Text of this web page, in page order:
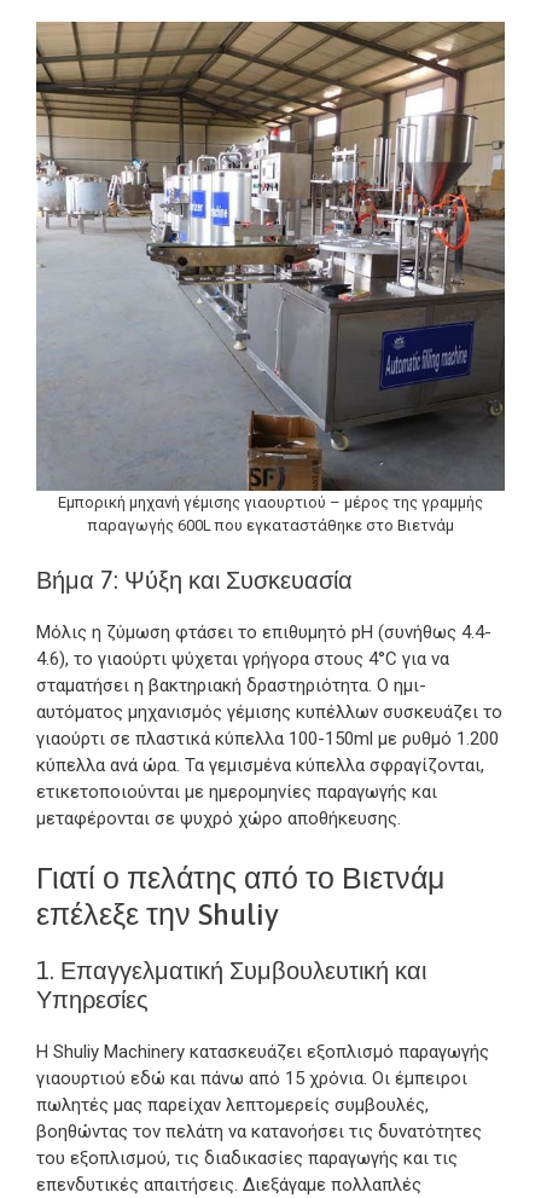
Εμπορική μηχανή γέμισης γιαουρτιού – μέρος της γραμμής
παραγωγής 600L που εγκαταστάθηκε στο Βιετνάμ
Βήμα 7: Ψύξη και Συσκευασία
Μόλις η ζύμωση φτάσει το επιθυμητό pH (συνήθως 4.4-
4.6), το γιαούρτι ψύχεται γρήγορα στους 4°C για να
σταματήσει η βακτηριακή δραστηριότητα. Ο ημι-
αυτόματος μηχανισμός γέμισης κυπέλλων συσκευάζει το
γιαούρτι σε πλαστικά κύπελλα 100-150ml με ρυθμό 1.200
κύπελλα ανά ώρα. Τα γεμισμένα κύπελλα σφραγίζονται,
ετικετοποιούνται με ημερομηνίες παραγωγής και
μεταφέρονται σε ψυχρό χώρο αποθήκευσης.
Γιατί ο πελάτης από το Βιετνάμ
επέλεξε την Shuliy
1. Επαγγελματική Συμβουλευτική και
Υπηρεσίες
Η Shuliy Machinery κατασκευάζει εξοπλισμό παραγωγής
γιαουρτιού εδώ και πάνω από 15 χρόνια. Οι έμπειροι
πωλητές μας παρείχαν λεπτομερείς συμβουλές,
βοηθώντας τον πελάτη να κατανοήσει τις δυνατότητες
του εξοπλισμού, τις διαδικασίες παραγωγής και τις
επενδυτικές απαιτήσεις. Διεξάγαμε πολλαπλές